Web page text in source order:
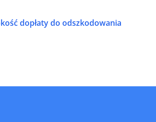
dopłaty do odszkodowania